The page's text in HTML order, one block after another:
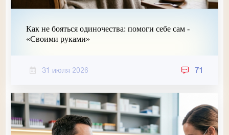
Как не бояться одиночества: помоги себе сам -
«Своими руками»
31 июля 2026 71